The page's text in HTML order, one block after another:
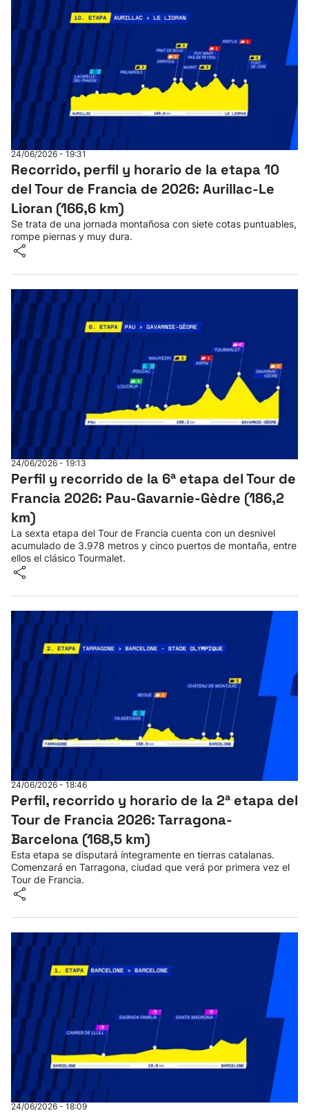
24/06/2026 - 19:31
Recorrido, perfil y horario de la etapa 10
del Tour de Francia de 2026: Aurillac-Le
Lioran (166,6 km)
Se trata de una jornada montañosa con siete cotas puntuables,
rompe piernas y muy dura.
24/06/2026 - 19:13
Perfil y recorrido de la 6ª etapa del Tour de
Francia 2026: Pau-Gavarnie-Gèdre (186,2
km)
La sexta etapa del Tour de Francia cuenta con un desnivel
acumulado de 3.978 metros y cinco puertos de montaña, entre
ellos el clásico Tourmalet.
24/06/2026 - 18:46
Perfil, recorrido y horario de la 2ª etapa del
Tour de Francia 2026: Tarragona-
Barcelona (168,5 km)
Esta etapa se disputará íntegramente en tierras catalanas.
Comenzará en Tarragona, ciudad que verá por primera vez el
Tour de Francia.
24/06/2026 - 18:09